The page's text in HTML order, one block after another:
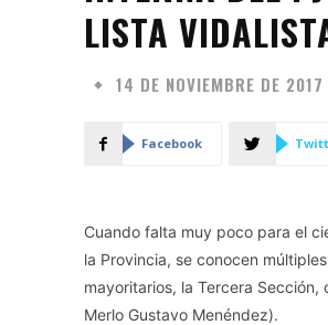
LISTA
14 DE NOVIEMBRE DE 2017
Facebook
Cuando falta muy poco para el
la Provincia, se conocen
mayoritarios, la Tercera
Merlo Gustavo Menéndez).